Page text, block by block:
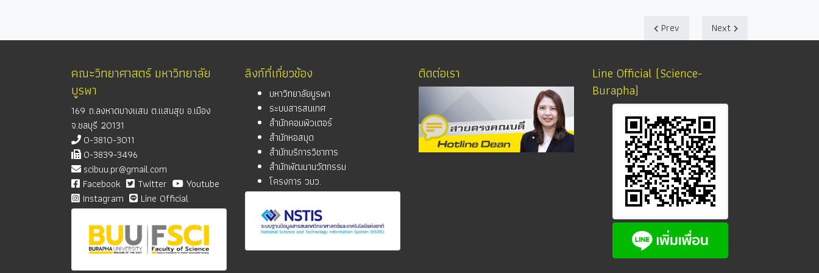
Prev Next
คณะวิทยาศาสตร์ มหาวิทยาลัย
บูรพา
169 ถ.ลงหาดบางแสน ต.แสนสุข อ.เมือง
จ.ชลบุรี 20131
0-3810-3011
0-3839-3496
scibuu.pr@gmail.com
Facebook
Twitter
Youtube
Instagram
Line Official
ลิงก์ที่เกี่ยวข้อง
มหาวิทยาลัยบูรพา
ระบบสารสนเทศ
สำนักคอมพิวเตอร์
สำนักหอสมุด
สำนักบริการวิชาการ
สำนักพัฒนานวัตกรรม
โครงการ วมว.
ติดต่อเรา
Line Official (Science-
Burapha)